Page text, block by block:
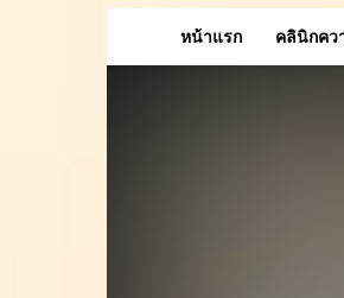
หน้าแรก คลินิกคว